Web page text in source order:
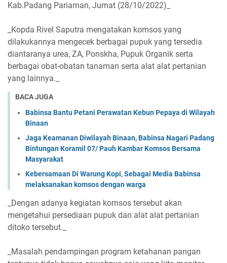
Kab.Padang Pariaman, Jumat (28/10/2022)_
_Kopda Rivel Saputra mengatakan komsos yang
dilakukannya mengecek berbagai pupuk yang tersedia
diantaranya urea, ZA, Ponskha, Pupuk Organik serta
berbagai obat-obatan tanaman serta alat alat pertanian
yang lainnya._
BACA JUGA
Babinsa Bantu Petani Perawatan Kebun Pepaya di Wilayah
Binaan
Jaga Keamanan Diwilayah Binaan, Babinsa Nagari Padang
Bintungan Koramil 07/ Pauh Kambar Komsos Bersama
Masyarakat
Kebersamaan Di Warung Kopi, Sebagai Media Babinsa
melaksanakan komsos dengan warga
_Dengan adanya kegiatan komsos tersebut akan
mengetahui persediaan pupuk dan alat alat pertanian
ditoko tersebut._
_Masalah pendampingan program ketahanan pangan